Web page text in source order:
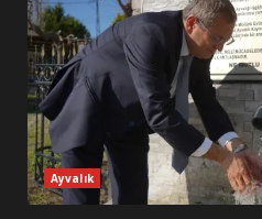
1
AYVALIK
ESA
NEYİ
Ayvalık